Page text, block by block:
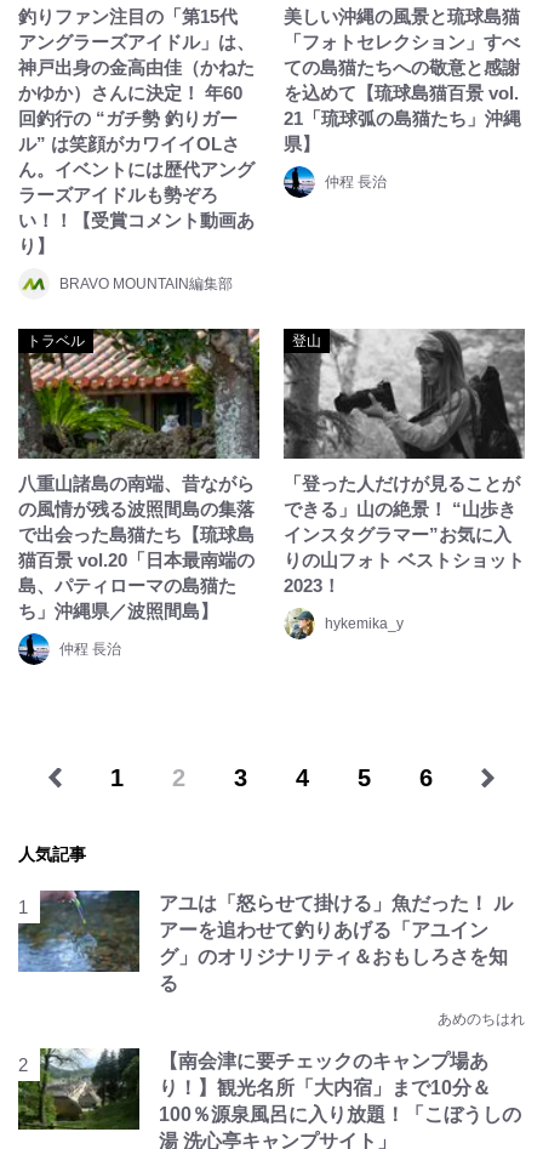
釣りファン注目の「第15代
アングラーズアイドル」は、
神戸出身の金高由佳（かねた
かゆか）さんに決定！ 年60
回釣行の “ガチ勢 釣りガー
ル” は笑顔がカワイイOLさ
ん。イベントには歴代アング
ラーズアイドルも勢ぞろ
い！！【受賞コメント動画あ
り】
BRAVO MOUNTAIN編集部
美しい沖縄の風景と琉球島猫
「フォトセレクション」すべ
ての島猫たちへの敬意と感謝
を込めて【琉球島猫百景 vol.
21「琉球弧の島猫たち」沖縄
県】
仲程 長治
トラベル
八重山諸島の南端、昔ながら
の風情が残る波照間島の集落
で出会った島猫たち【琉球島
猫百景 vol.20「日本最南端の
島、パティローマの島猫た
ち」沖縄県／波照間島】
仲程 長治
登山
「登った人だけが見ることが
できる」山の絶景！ “山歩き
インスタグラマー”お気に入
りの山フォト ベストショット
2023！
hykemika_y
1 2 3 4 5 6
人気記事
アユは「怒らせて掛ける」魚だった！ ル
アーを追わせて釣りあげる「アユイン
グ」のオリジナリティ＆おもしろさを知
る
あめのちはれ
【南会津に要チェックのキャンプ場あ
り！】観光名所「大内宿」まで10分＆
100％源泉風呂に入り放題！「こぼうしの
湯 洗心亭キャンプサイト」